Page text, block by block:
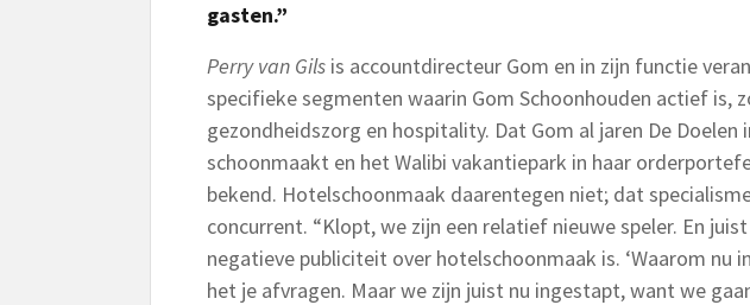
gasten.”
Perry van Gils is accountdirecteur Gom en in zijn functie
specifieke segmenten waarin Gom Schoonhouden actief is,
gezondheidszorg en hospitality. Dat Gom al jaren De Doelen
schoonmaakt en het Walibi vakantiepark in haar
bekend. Hotelschoonmaak daarentegen niet; dat
concurrent. “Klopt, we zijn een relatief nieuwe speler. En
negatieve publiciteit over hotelschoonmaak is. ‘Waarom nu
het je afvragen. Maar we zijn juist nu ingestapt, want we